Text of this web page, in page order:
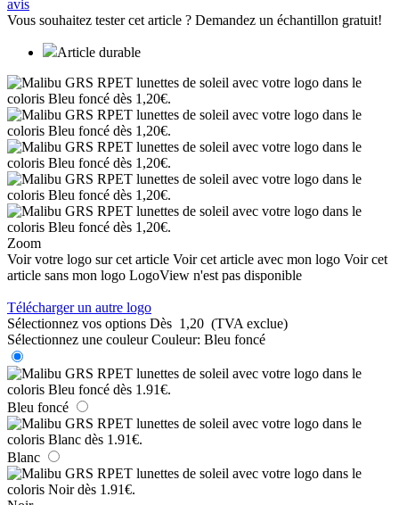
avis
Vous souhaitez tester cet article ? Demandez un échantillon gratuit!
Article durable
Zoom
Voir votre logo sur cet article Voir cet article avec mon logo Voir cet
article sans mon logo LogoView n'est pas disponible
Télécharger un autre logo
Sélectionnez vos options Dès 1,20 (TVA exclue)
Sélectionnez une couleur Couleur: Bleu foncé
Bleu foncé
Blanc